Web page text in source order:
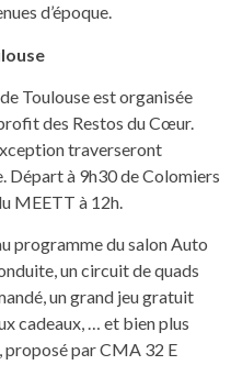
d’époque.
Toulouse est organisée
des Restos du Cœur.
traverseront
Départ à 9h30 de Colomiers
MEETT à 12h.
programme du salon Auto
un circuit de quads
un grand jeu gratuit
cadeaux, … et bien plus
par CMA 32 E